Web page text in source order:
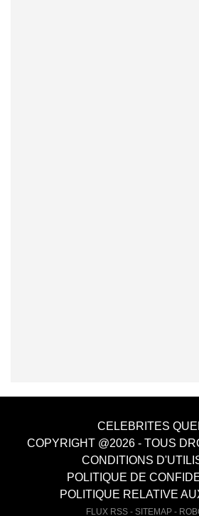
CELEBRITES
COPYRIGHT @2026 - TOUS
CONDITIONS
POLITIQUE DE
POLITIQUE RELATIVE
FLUX RSS - SITEMAP -